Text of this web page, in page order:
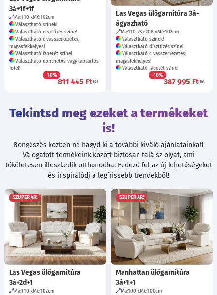
3á+1f+1f
Ma:110 Mé:102cm
Választható színek!
Választható dísztűzés színe!
Választható c vasszerkezetes,
magasfekhelyes!
Választható fabetét színe!
Választható dönthetős vagy lábtartós
fotel!
-10%
811 445 Ft-tól
Las Vegas ülőgarnitúra 3á-
ágyazható
Ma:110 Sz:208 Mé:102cm
Választható színek!
Választható dísztűzés színe!
Választható c vasszerkezetes,
magasfekhelyes!
Választható fabetét színe!
-10%
387 995 Ft-tól
Tekintsd meg ezeket a termékeket
is!
Böngészés közben ne hagyd ki a további kiváló ajánlatainkat!
Válogatott termékeink között biztosan találsz olyat, ami
tökéletesen illeszkedik otthonodba. Fedezd fel az új lehetőségeket
és inspirálódj a legfrissebb trendekből!
SZUPER ÁR!
Las Vegas ülőgarnitúra
3á+2d+1
Ma:110 Mé:102cm
SZUPER ÁR!
Manhattan ülőgarnitúra
3á+1+1
Ma:100 Mé:100cm